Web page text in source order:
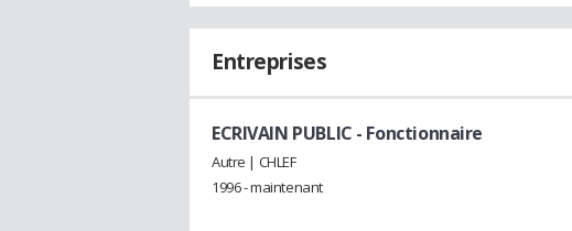
Entreprises
ECRIVAIN PUBLIC - Fonctionnaire
Autre | CHLEF
1996 - maintenant